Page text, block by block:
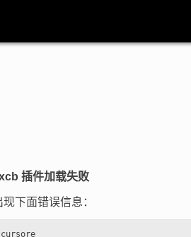
插件加载失败
下面错误信息：